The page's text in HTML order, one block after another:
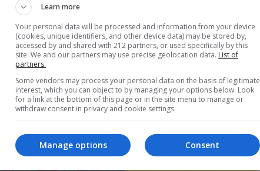
Learn more
Your personal data will be processed and information from your device
(cookies, unique identifiers, and other device data) may be stored by,
accessed by and shared with 212 partners, or used specifically by this
site. We and our partners may use precise geolocation data. List of
partners.
Some vendors may process your personal data on the basis of legitimate
interest, which you can object to by managing your options below. Look
for a link at the bottom of this page or in the site menu to manage or
withdraw consent in privacy and cookie settings.
Consent
Manage options